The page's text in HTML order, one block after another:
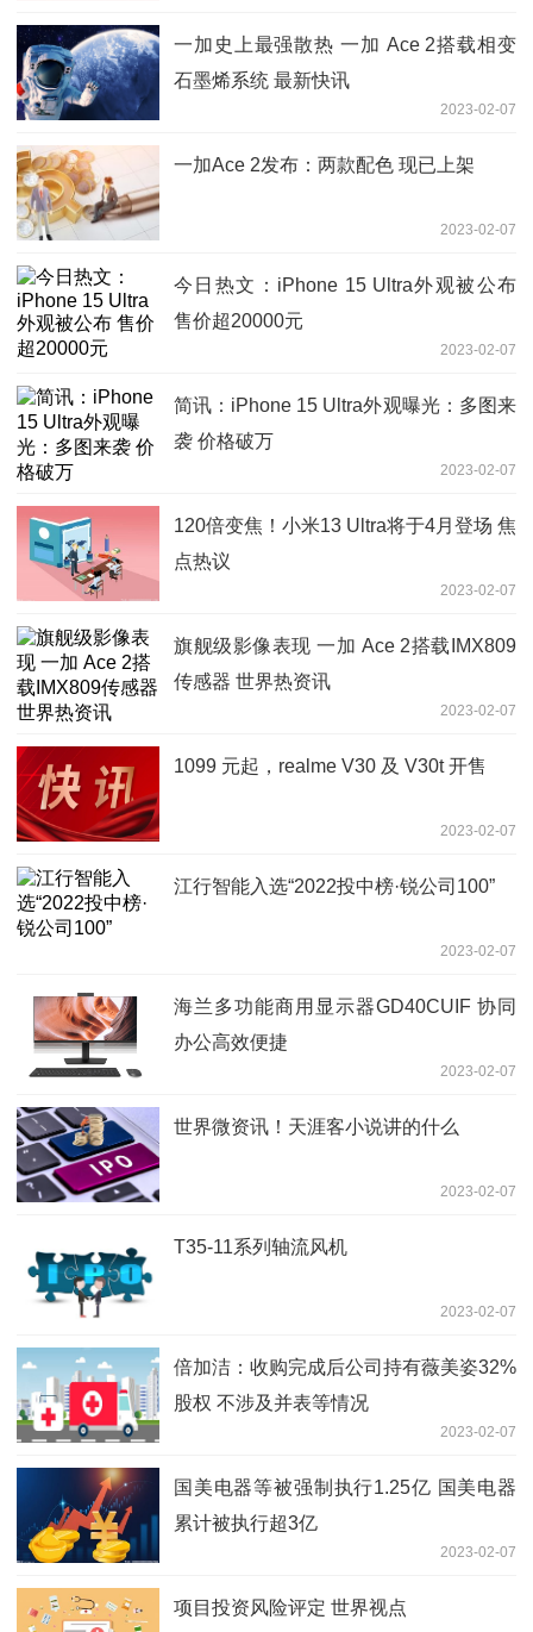
一加史上最强散热 一加 Ace 2搭载相变
石墨烯系统 最新快讯
2023-02-07
一加Ace 2发布：两款配色 现已上架
2023-02-07
今日热文：iPhone 15 Ultra外观被公布
售价超20000元
2023-02-07
简讯：iPhone 15 Ultra外观曝光：多图来
袭 价格破万
2023-02-07
120倍变焦！小米13 Ultra将于4月登场 焦
点热议
2023-02-07
旗舰级影像表现 一加 Ace 2搭载IMX809
传感器 世界热资讯
2023-02-07
1099 元起，realme V30 及 V30t 开售
2023-02-07
江行智能入选“2022投中榜·锐公司100”
2023-02-07
海兰多功能商用显示器GD40CUIF 协同
办公高效便捷
2023-02-07
世界微资讯！天涯客小说讲的什么
2023-02-07
T35-11系列轴流风机
2023-02-07
倍加洁：收购完成后公司持有薇美姿32%
股权 不涉及并表等情况
2023-02-07
国美电器等被强制执行1.25亿 国美电器
累计被执行超3亿
2023-02-07
项目投资风险评定 世界视点